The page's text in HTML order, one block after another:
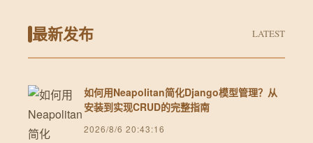
最新发布 LATEST
如何用Neapolitan简化Django模型管理？从
安装到实现CRUD的完整指南
2026/8/6 20:43:16